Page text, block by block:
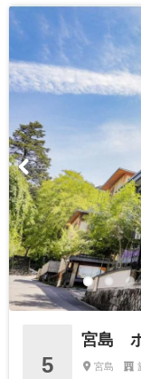
5
宮島
宮島